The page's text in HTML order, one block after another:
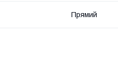
Прямий